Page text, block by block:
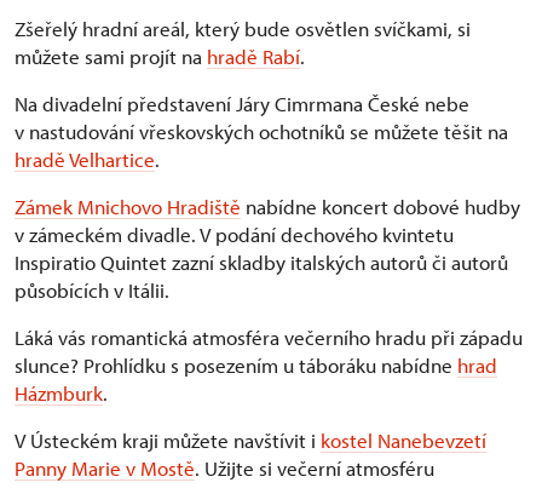
Zšeřelý hradní areál, který bude osvětlen svíčkami, si
můžete sami projít na hradě Rabí.
Na divadelní představení Járy Cimrmana České nebe
v nastudování vřeskovských ochotníků se můžete těšit na
hradě Velhartice.
Zámek Mnichovo Hradiště nabídne koncert dobové hudby
v zámeckém divadle. V podání dechového kvintetu
Inspiratio Quintet zazní skladby italských autorů či autorů
působících v Itálii.
Láká vás romantická atmosféra večerního hradu při západu
slunce? Prohlídku s posezením u táboráku nabídne hrad
Házmburk.
V Ústeckém kraji můžete navštívit i kostel Nanebevzetí
Panny Marie v Mostě. Užijte si večerní atmosféru